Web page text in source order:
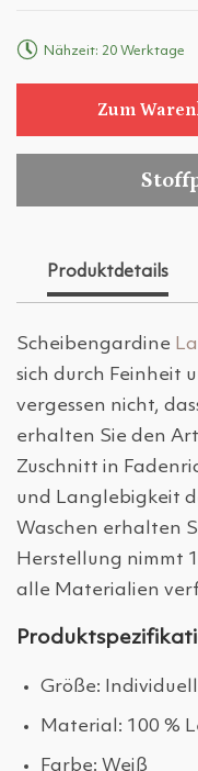
Nähzeit: 20 Werktage
Zum
Produktdetails
Scheibengardine
sich durch Feinheit
vergessen nicht,
erhalten Sie den
Zuschnitt in
und Langlebigkeit
Waschen erhalten
Herstellung nimmt
alle Materialien
Größe:
Material: 100 %
Farbe: Weiß